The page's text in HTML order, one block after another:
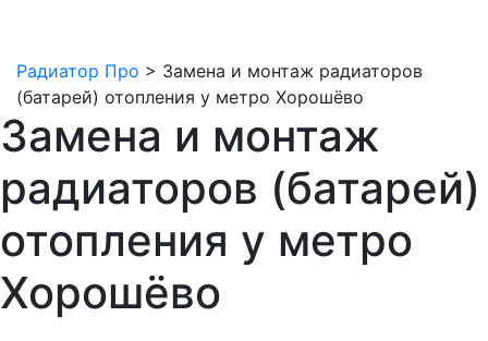
Радиатор Про > Замена и монтаж радиаторов
(батарей) отопления у метро Хорошёво
Замена и монтаж
радиаторов (батарей)
отопления у метро
Хорошёво